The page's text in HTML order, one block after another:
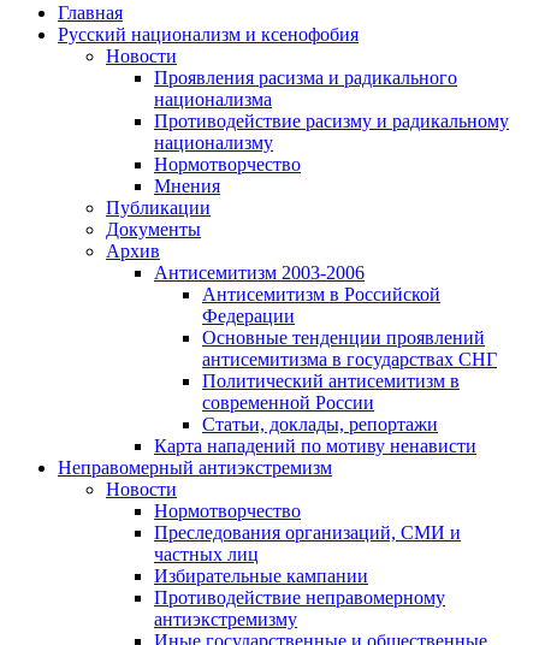
Главная
Русский национализм и ксенофобия
Новости
Проявления расизма и радикального
национализма
Противодействие расизму и радикальному
национализму
Нормотворчество
Мнения
Публикации
Документы
Архив
Антисемитизм 2003-2006
Антисемитизм в Российской
Федерации
Основные тенденции проявлений
антисемитизма в государствах СНГ
Политический антисемитизм в
современной России
Статьи, доклады, репортажи
Карта нападений по мотиву ненависти
Неправомерный антиэкстремизм
Новости
Нормотворчество
Преследования организаций, СМИ и
частных лиц
Избирательные кампании
Противодействие неправомерному
антиэкстремизму
Иные государственные и общественные